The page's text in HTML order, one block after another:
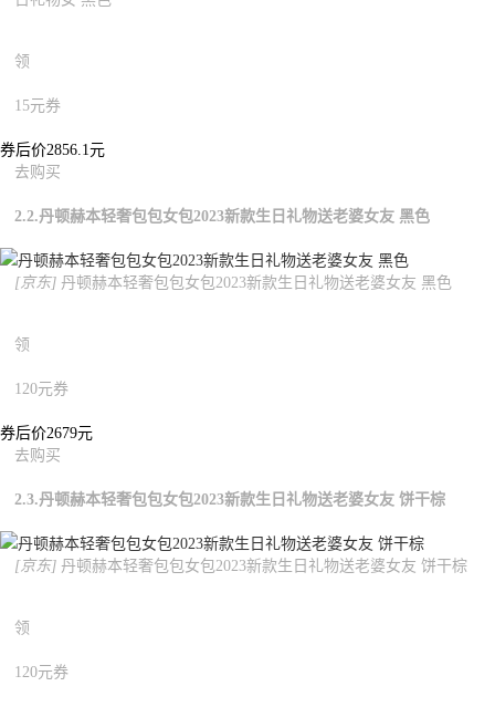
领
15元券
券后价2856.1元
去购买
2.2.丹顿赫本轻奢包包女包2023新款生日礼物送老婆女友 黑色
[京东] 丹顿赫本轻奢包包女包2023新款生日礼物送老婆女友 黑色
领
120元券
券后价2679元
去购买
2.3.丹顿赫本轻奢包包女包2023新款生日礼物送老婆女友 饼干棕
[京东] 丹顿赫本轻奢包包女包2023新款生日礼物送老婆女友 饼干棕
领
120元券